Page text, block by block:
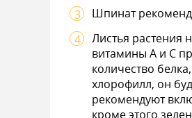
Шпинат
Листья растения
витамины А и С
количество
хлорофилл, он
рекомендуют
кроме этого